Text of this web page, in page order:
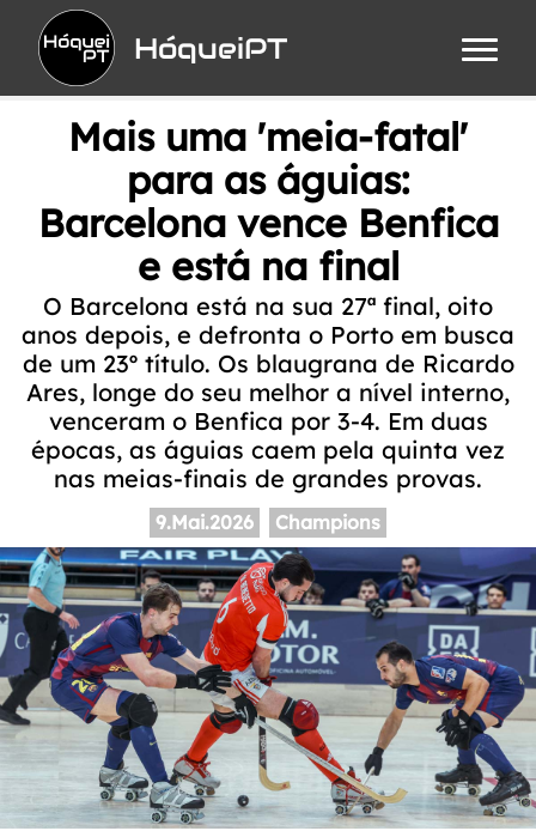
HóqueiPT
Mais uma 'meia-fatal'
para as águias:
Barcelona vence Benfica
e está na final
O Barcelona está na sua 27ª final, oito
anos depois, e defronta o Porto em busca
de um 23º título. Os blaugrana de Ricardo
Ares, longe do seu melhor a nível interno,
venceram o Benfica por 3-4. Em duas
épocas, as águias caem pela quinta vez
nas meias-finais de grandes provas.
9.Mai.2026 Champions